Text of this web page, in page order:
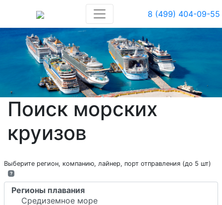
8 (499) 404-09-55
Поиск морских
круизов
Выберите регион, компанию, лайнер, порт отправления (до 5 шт)
?